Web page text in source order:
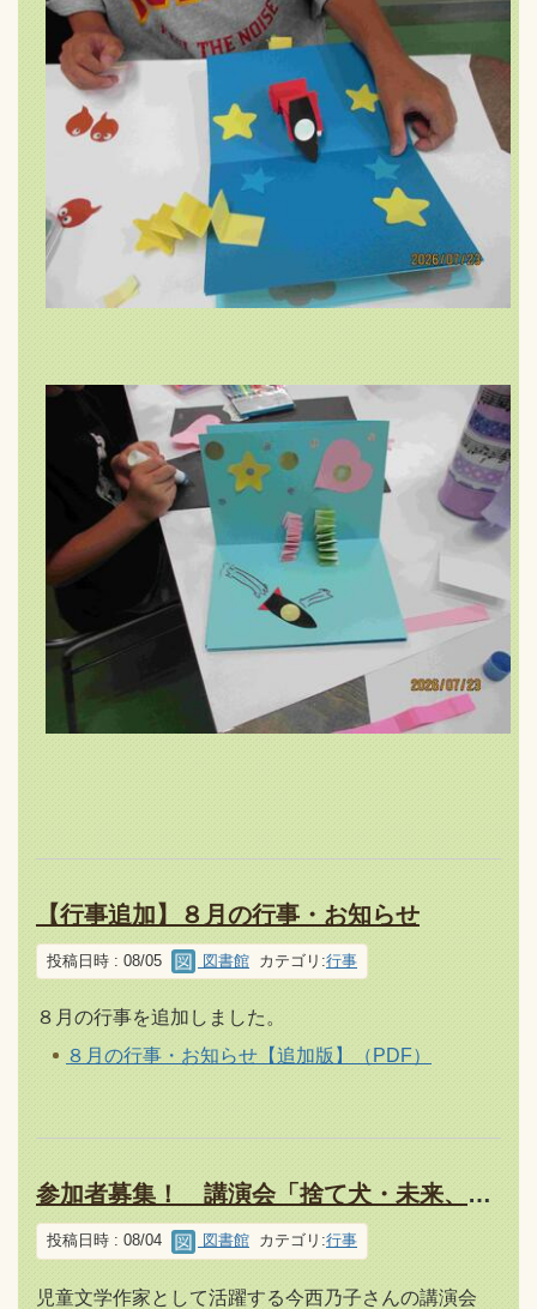
【行事追加】８月の行事・お知らせ
投稿日時 : 08/05 図書館 カテゴリ:行事
８月の行事を追加しました。
８月の行事・お知らせ【追加版】（PDF）
参加者募集！ 講演会「捨て犬・未来、命の授業」
投稿日時 : 08/04 図書館 カテゴリ:行事
児童文学作家として活躍する今西乃子さんの講演会